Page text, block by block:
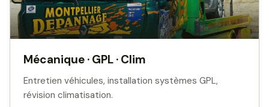
Mécanique · GPL · Clim
Entretien véhicules, installation systèmes GPL,
révision climatisation.